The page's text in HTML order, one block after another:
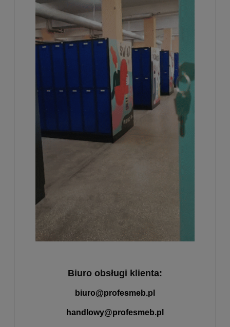
Biuro obsługi klienta:
biuro@profesmeb.pl
handlowy@profesmeb.pl